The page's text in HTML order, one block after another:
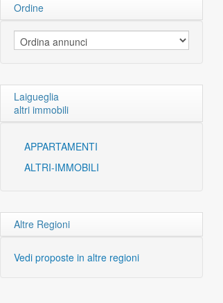
Ordine
Laigueglia
altri immobili
APPARTAMENTI
ALTRI-IMMOBILI
Altre Regioni
Vedi proposte in altre regioni